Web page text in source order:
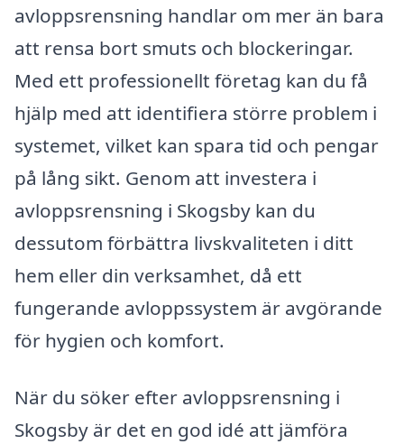
avloppsrensning handlar om mer än bara
att rensa bort smuts och blockeringar.
Med ett professionellt företag kan du få
hjälp med att identifiera större problem i
systemet, vilket kan spara tid och pengar
på lång sikt. Genom att investera i
avloppsrensning i Skogsby kan du
dessutom förbättra livskvaliteten i ditt
hem eller din verksamhet, då ett
fungerande avloppssystem är avgörande
för hygien och komfort.
När du söker efter avloppsrensning i
Skogsby är det en god idé att jämföra